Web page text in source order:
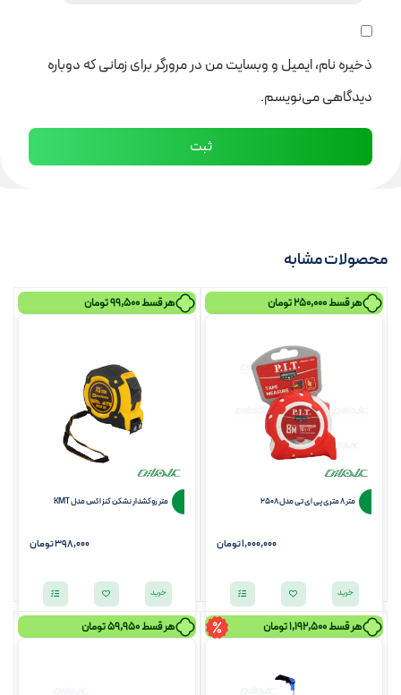
ذخیره نام، ایمیل و وبسایت من در مرورگر برای زمانی که دوباره
دیدگاهی می‌نویسم.
محصولات مشابه
هر قسط250,000تومان
متر 8 متری پی ای تی مدل 2508
1,000,000تومان
خرید
هر قسط99,500تومان
متر روکشدار نشکن کنزاکس مدل KMT
398,000 تومان
خرید
هر قسط1,192,500تومان هر قسط59,950تومان